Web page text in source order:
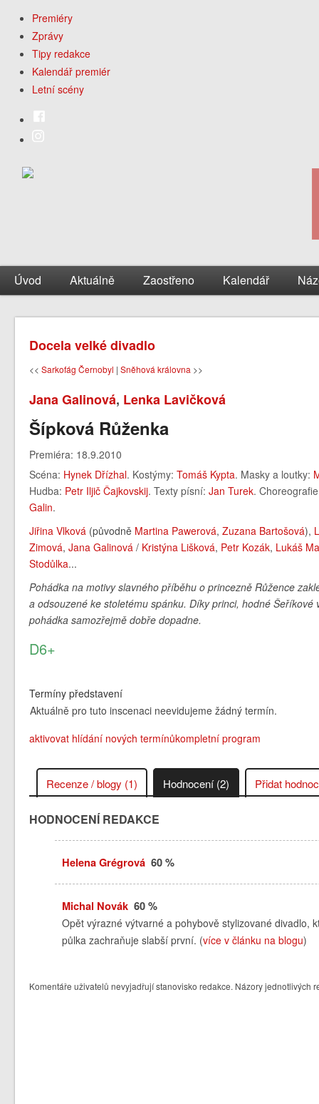
Premiéry
Zprávy
Tipy redakce
Kalendář premiér
Letní scény
Úvod Aktuálně Zaostřeno Kalendář
Docela velké divadlo
<<Sarkofág Černobyl |Sněhová královna >>
Jana Galinová, Lenka Lavičková
Šípková Růženka
Premiéra: 18.9.2010
Scéna: Hynek Dřízhal. Kostýmy:Tomáš Kypta. Masky a loutky:
Hudba: Petr Iljič Čajkovskij. Texty písní:Jan Turek.
Galin.
Jiřina Vlková (původně Martina Pawerová,Zuzana Bartošová),
Zimová,Jana Galinová / Kristýna Lišková, Petr Kozák, Lukáš
Stodůlka...
Pohádka na motivy slavného příběhu o princezně Růžence
a odsouzené ke stoletému spánku. Díky princi, hodné
pohádka samozřejmě dobře dopadne.
D6+
Termíny představení
Aktuálně pro tuto inscenaci neevidujeme žádný termín.
aktivovat hlídání nových termínůkompletní program
Recenze / blogy (1) Hodnocení (2) Přidat
HODNOCENÍ REDAKCE
Helena Grégrová60 %
Michal Novák60 %
Opět výrazné výtvarné a pohybově stylizované
půlka zachraňuje slabší první. (více v článku na blogu)
Komentáře uživatelů nevyjadřují stanovisko redakce. Názory jednotlivých